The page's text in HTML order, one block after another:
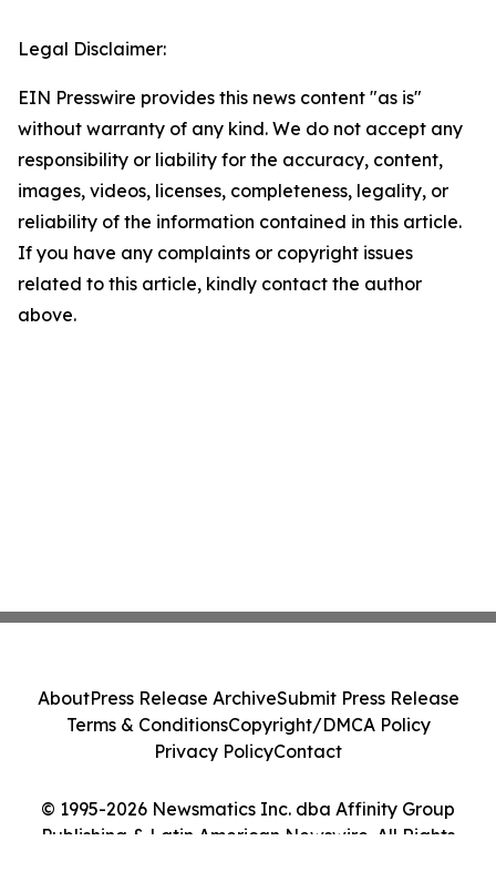
Legal Disclaimer:
EIN Presswire provides this news content "as is"
without warranty of any kind. We do not accept any
responsibility or liability for the accuracy, content,
images, videos, licenses, completeness, legality, or
reliability of the information contained in this article.
If you have any complaints or copyright issues
related to this article, kindly contact the author
above.
© 1995-2026 Newsmatics Inc. dba Affinity Group
Publishing & Latin American Newswire. All Rights
AboutPress Release ArchiveSubmit Press Release
Terms & ConditionsCopyright/DMCA Policy
Privacy PolicyContact